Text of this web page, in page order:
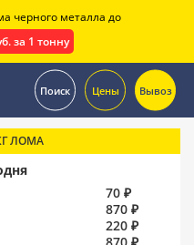
Поиск Цены Вывоз
ЛОМА
70 ₽
870 ₽
220 ₽
черного металла до
за 1 тонну
.